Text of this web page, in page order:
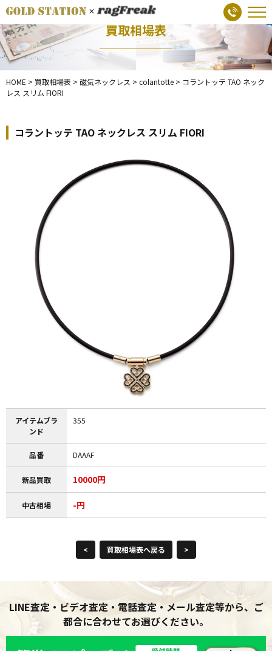
買取相場表
HOME > 買取相場表 > 磁気ネックレス > colantotte > コラントッテ TAO ネック
レス スリム FIORI
コラントッテ TAO ネックレス スリム FIORI
アイテムブラ
ンド
355
品番 DAAAF
新品買取 10000円
中古相場 -円
< 買取相場表へ戻る >
LINE査定・ビデオ査定・電話査定・メール査定等から、ご
都合に合わせてお選びください。